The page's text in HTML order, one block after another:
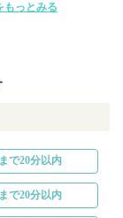
もっとみる
で20分以内
で20分以内